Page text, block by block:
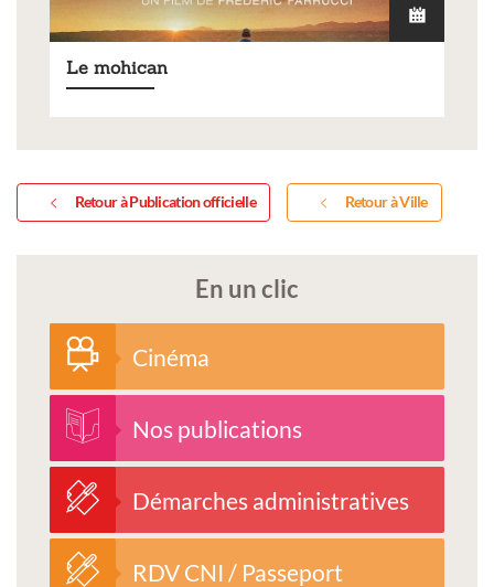
Le mohican
Retour à Publication officielle Retour à Ville
En un clic
Cinéma
Nos publications
Démarches administratives
RDV CNI / Passeport